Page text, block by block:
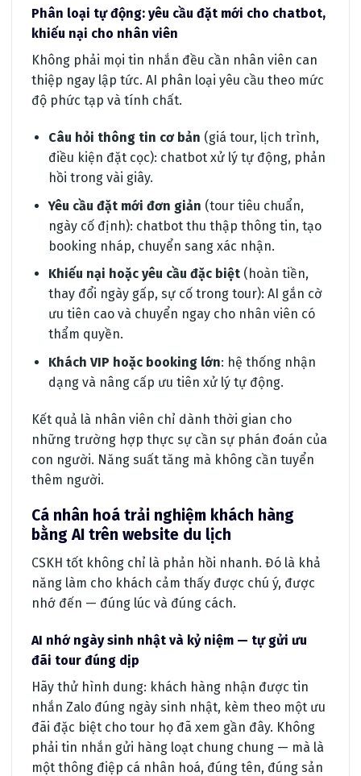
Phân loại tự động: yêu cầu đặt mới cho chatbot,
khiếu nại cho nhân viên
Không phải mọi tin nhắn đều cần nhân viên can
thiệp ngay lập tức. AI phân loại yêu cầu theo mức
độ phức tạp và tính chất.
Câu hỏi thông tin cơ bản (giá tour, lịch trình,
điều kiện đặt cọc): chatbot xử lý tự động, phản
hồi trong vài giây.
Yêu cầu đặt mới đơn giản (tour tiêu chuẩn,
ngày cố định): chatbot thu thập thông tin, tạo
booking nháp, chuyển sang xác nhận.
Khiếu nại hoặc yêu cầu đặc biệt(hoàn tiền,
thay đổi ngày gấp, sự cố trong tour): AI gắn cờ
ưu tiên cao và chuyển ngay cho nhân viên có
thẩm quyền.
Khách VIP hoặc booking lớn: hệ thống nhận
dạng và nâng cấp ưu tiên xử lý tự động.
Kết quả là nhân viên chỉ dành thời gian cho
những trường hợp thực sự cần sự phán đoán của
con người. Năng suất tăng mà không cần tuyển
thêm người.
Cá nhân hoá trải nghiệm khách hàng
bằng AI trên website du lịch
CSKH tốt không chỉ là phản hồi nhanh. Đó là khả
năng làm cho khách cảm thấy được chú ý, được
nhớ đến — đúng lúc và đúng cách.
AI nhớ ngày sinh nhật và kỷ niệm — tự gửi ưu
đãi tour đúng dịp
Hãy thử hình dung: khách hàng nhận được tin
nhắn Zalo đúng ngày sinh nhật, kèm theo một ưu
đãi đặc biệt cho tour họ đã xem gần đây. Không
phải tin nhắn gửi hàng loạt chung chung — mà là
một thông điệp cá nhân hoá, đúng tên, đúng sản